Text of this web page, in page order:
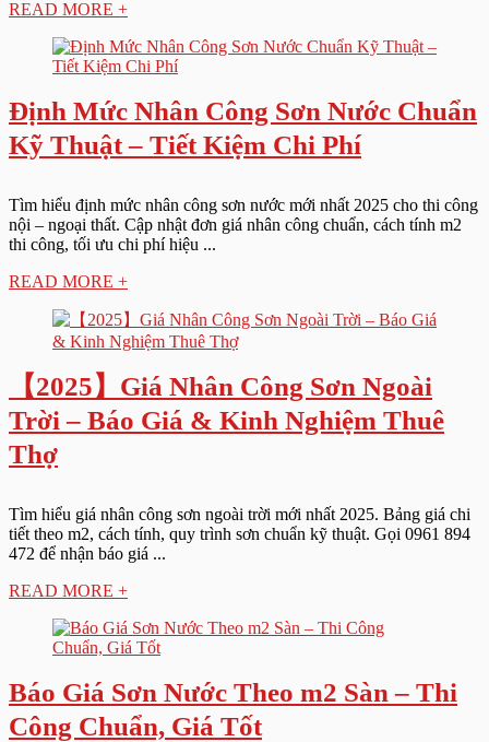
READ MORE +
Định Mức Nhân Công Sơn Nước Chuẩn
Kỹ Thuật – Tiết Kiệm Chi Phí
Tìm hiểu định mức nhân công sơn nước mới nhất 2025 cho thi công
nội – ngoại thất. Cập nhật đơn giá nhân công chuẩn, cách tính m2
thi công, tối ưu chi phí hiệu ...
READ MORE +
【2025】Giá Nhân Công Sơn Ngoài
Trời – Báo Giá & Kinh Nghiệm Thuê
Thợ
Tìm hiểu giá nhân công sơn ngoài trời mới nhất 2025. Bảng giá chi
tiết theo m2, cách tính, quy trình sơn chuẩn kỹ thuật. Gọi 0961 894
472 để nhận báo giá ...
READ MORE +
Báo Giá Sơn Nước Theo m2 Sàn – Thi
Công Chuẩn, Giá Tốt